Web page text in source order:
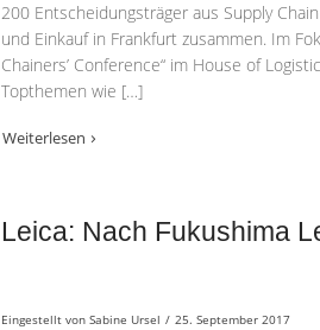
200 Entscheidungsträger aus Supply
und Einkauf in Frankfurt zusammen. Im
Chainers’ Conference“ im House of
Topthemen wie […]
Weiterlesen
Leica: Nach Fukushima
Eingestellt von Sabine Ursel / 25. September 2017